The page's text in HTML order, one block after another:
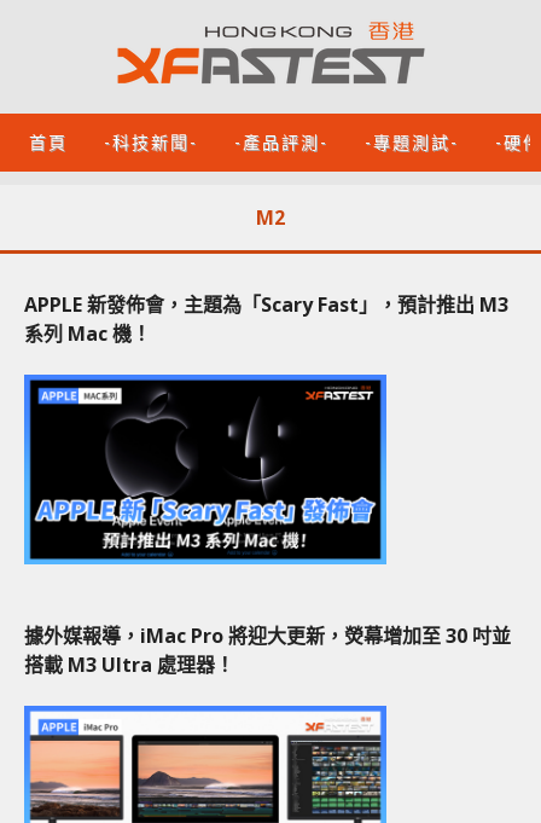
首頁 -科技新聞- -產品評測- -專題測試- -硬
M2
APPLE 新發佈會，主題為「Scary Fast」，預計推出 M3
系列 Mac 機！
據外媒報導，iMac Pro 將迎大更新，熒幕增加至 30 吋並
搭載 M3 Ultra 處理器！